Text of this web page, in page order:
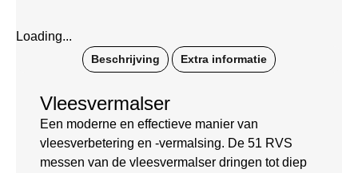
Loading...
Beschrijving Extra informatie
Vleesvermalser
Een moderne en effectieve manier van
vleesverbetering en -vermalsing. De 51 RVS
messen van de vleesvermalser dringen tot diep